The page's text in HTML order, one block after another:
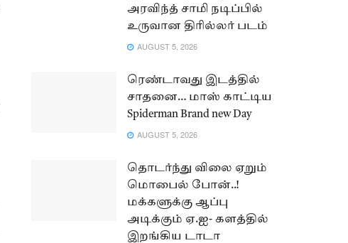
அரவிந்த் சாமி நடிப்பில்
உருவான திரில்லர் படம்
AUGUST 5, 2026
ரெண்டாவது இடத்தில்
சாதனை… மாஸ் காட்டிய
Spiderman Brand new Day
AUGUST 5, 2026
தொடர்ந்து விலை ஏறும்
மொபைல் போன்..!
மக்களுக்கு ஆப்பு
அடிக்கும் ஏ.ஐ- களத்தில்
இறங்கிய டாடா